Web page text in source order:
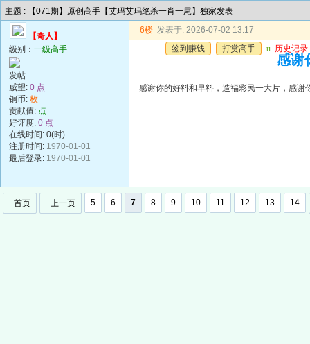
主题 : 【071期】原创高手【艾玛艾玛绝杀一肖一尾】独家发表
【奇人】
级别： 一级高手
发帖:
威望: 0 点
铜币: 枚
贡献值: 点
好评度: 0 点
在线时间: 0(时)
注册时间: 1970-01-01
最后登录: 1970-01-01
6楼 发表于: 2026-07-02 13:17
签到赚钱
打赏高手 u 历史记录
感谢
感谢你的好料和早料，造福彩民一大片，感谢
首页 上一页 5 6 7 8 9 10 11 12 13 14